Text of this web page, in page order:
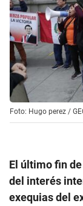
Foto: Hugo perez /
El último fin
del interés
exequias del